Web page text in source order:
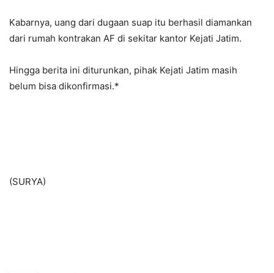
Kabarnya, uang dari dugaan suap itu berhasil diamankan
dari rumah kontrakan AF di sekitar kantor Kejati Jatim.
Hingga berita ini diturunkan, pihak Kejati Jatim masih
belum bisa dikonfirmasi.*
(SURYA)